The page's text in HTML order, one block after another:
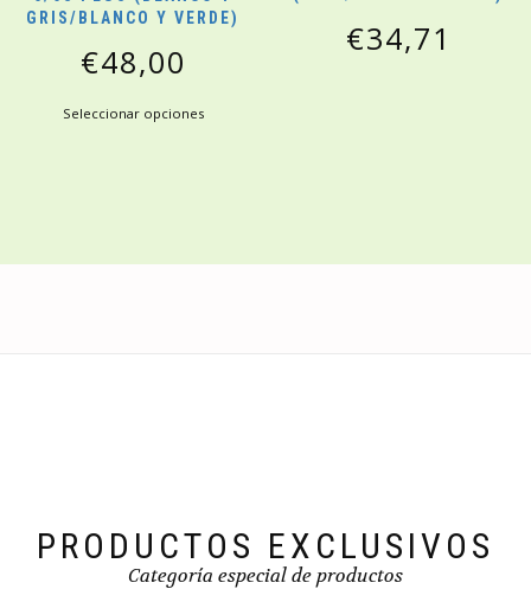
GRIS/BLANCO Y VERDE)
€48,00
Seleccionar opciones
€34,71
PRODUCTOS EXCLUSIVOS
Categoría especial de productos